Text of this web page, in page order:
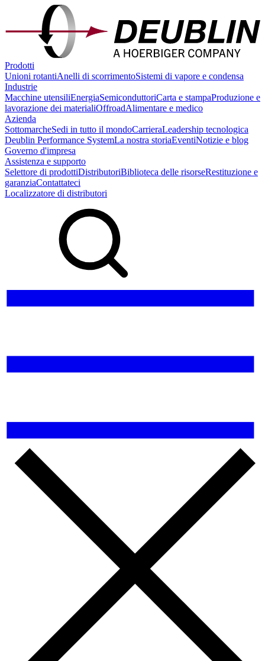
Prodotti
Unioni rotantiAnelli di scorrimentoSistemi di vapore e condensa
Industrie
Macchine utensiliEnergiaSemiconduttoriCarta e stampaProduzione e
lavorazione dei materialiOffroadAlimentare e medico
Azienda
SottomarcheSedi in tutto il mondoCarrieraLeadership tecnologica
Deublin Performance SystemLa nostra storiaEventiNotizie e blog
Governo d'impresa
Assistenza e supporto
Selettore di prodottiDistributoriBiblioteca delle risorseRestituzione e
garanziaContattateci
Localizzatore di distributori